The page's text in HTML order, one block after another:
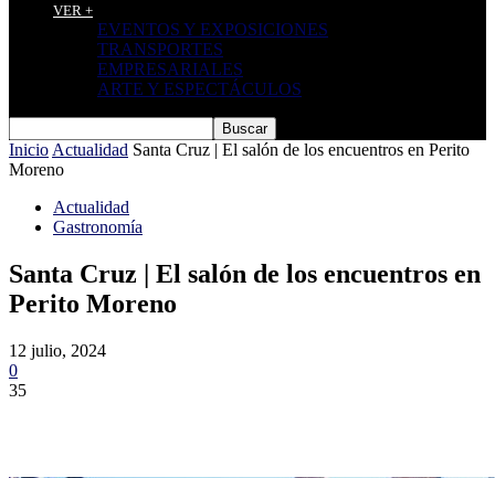
VER +
EVENTOS Y EXPOSICIONES
TRANSPORTES
EMPRESARIALES
ARTE Y ESPECTÁCULOS
Inicio Actualidad Santa Cruz | El salón de los encuentros en Perito
Moreno
Actualidad
Gastronomía
Santa Cruz | El salón de los encuentros en
Perito Moreno
12 julio, 2024
0
35